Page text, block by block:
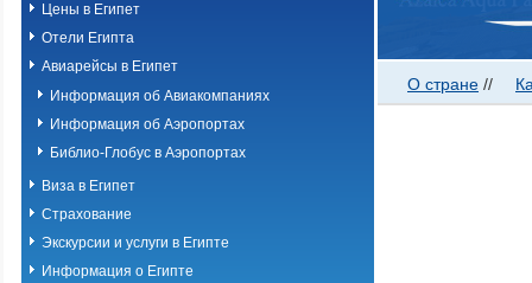
Цены в Египет
Отели Египта
Авиарейсы в Египет
Информация об Авиакомпаниях
Информация об Аэропортах
Библио-Глобус в Аэропортах
Виза в Египет
Страхование
Экскурсии и услуги в Египте
Информация о Египте
О стране //